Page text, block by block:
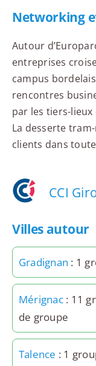
Networking
Autour
entreprises
campus
rencontres
par les tiers-
La desserte
clients dans
CCI
Villes autour
Gradignan : 1
Mérignac: 11
de groupe
Talence : 1